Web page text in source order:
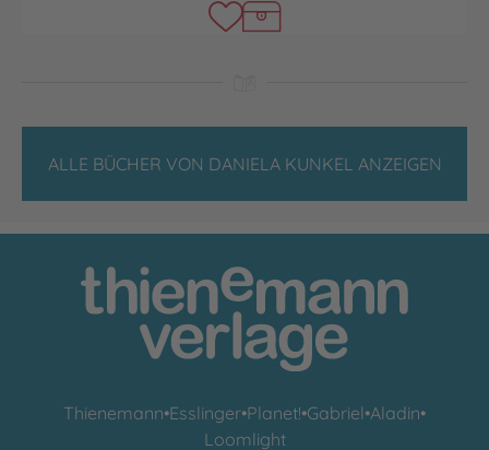
ALLE BÜCHER VON DANIELA KUNKEL ANZEIGEN
Thienemann•Esslinger•Planet!•Gabriel•Aladin•
Loomlight